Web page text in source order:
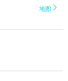
地图 